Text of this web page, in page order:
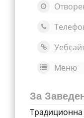
Меню
За